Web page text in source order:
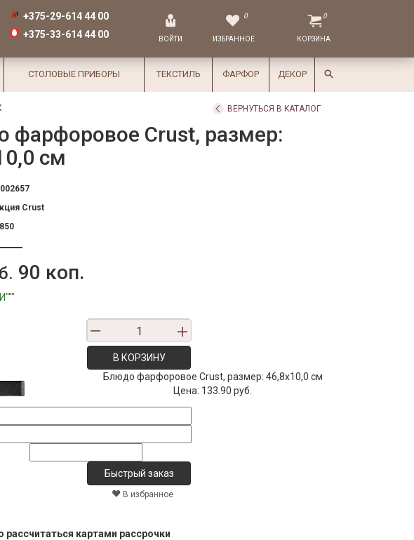
+375-29-614 44 00
+375-33-614 44 00
ВОЙТИ
0
ИЗБРАННОЕ
0
КОРЗИНА
СТОЛОВЫЕ ПРИБОРЫ ТЕКСТИЛЬ ФАРФОР ДЕКОР
ВЕРНУТЬСЯ В КАТАЛОГ
фарфоровое Crust, размер:
см
002657
Crust
90 коп.
В КОРЗИНУ
Блюдо фарфоровое Crust, размер: 46,8х10,0 см
Цена: 133.90 руб.
В избранное
картами рассрочки